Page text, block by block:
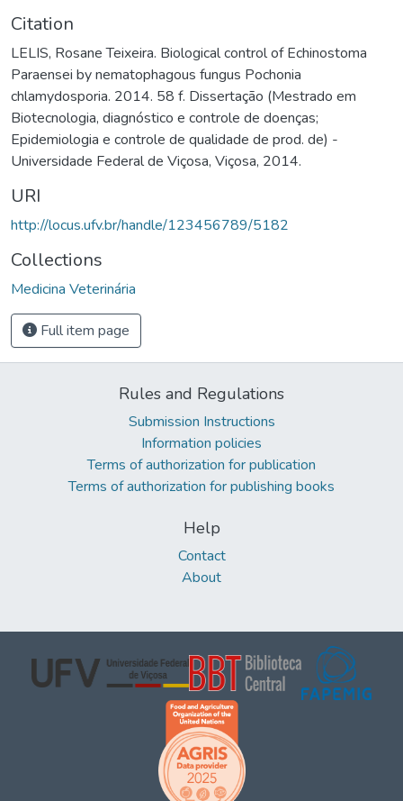
Citation
LELIS, Rosane Teixeira. Biological control of Echinostoma
Paraensei by nematophagous fungus Pochonia
chlamydosporia. 2014. 58 f. Dissertação (Mestrado em
Biotecnologia, diagnóstico e controle de doenças;
Epidemiologia e controle de qualidade de prod. de) -
Universidade Federal de Viçosa, Viçosa, 2014.
URI
http://locus.ufv.br/handle/123456789/5182
Collections
Medicina Veterinária
Full item page
Rules and Regulations
Submission Instructions
Information policies
Terms of authorization for publication
Terms of authorization for publishing books
Help
Contact
About